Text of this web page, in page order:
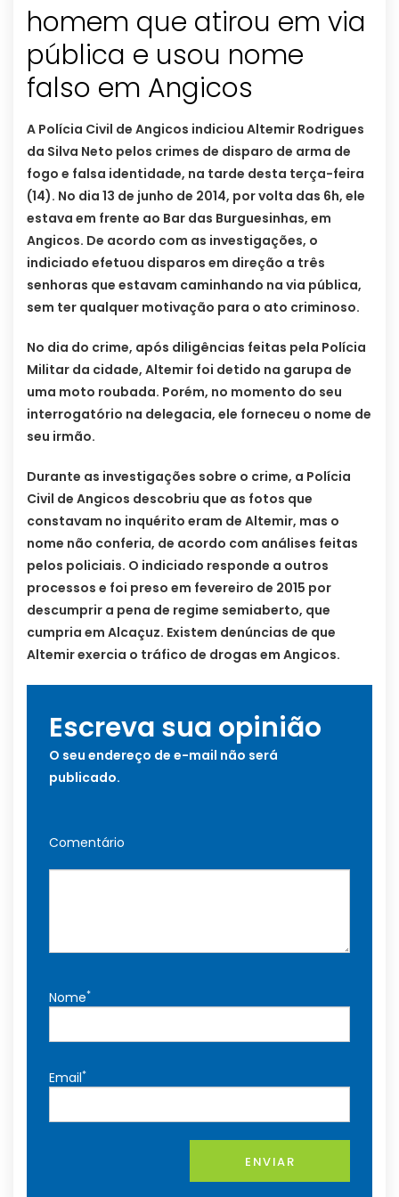
homem que atirou em via
pública e usou nome
falso em Angicos
A Polícia Civil de Angicos indiciou Altemir Rodrigues
da Silva Neto pelos crimes de disparo de arma de
fogo e falsa identidade, na tarde desta terça-feira
(14). No dia 13 de junho de 2014, por volta das 6h, ele
estava em frente ao Bar das Burguesinhas, em
Angicos. De acordo com as investigações, o
indiciado efetuou disparos em direção a três
senhoras que estavam caminhando na via pública,
sem ter qualquer motivação para o ato criminoso.
No dia do crime, após diligências feitas pela Polícia
Militar da cidade, Altemir foi detido na garupa de
uma moto roubada. Porém, no momento do seu
interrogatório na delegacia, ele forneceu o nome de
seu irmão.
Durante as investigações sobre o crime, a Polícia
Civil de Angicos descobriu que as fotos que
constavam no inquérito eram de Altemir, mas o
nome não conferia, de acordo com análises feitas
pelos policiais. O indiciado responde a outros
processos e foi preso em fevereiro de 2015 por
descumprir a pena de regime semiaberto, que
cumpria em Alcaçuz. Existem denúncias de que
Altemir exercia o tráfico de drogas em Angicos.
Escreva sua opinião
O seu endereço de e-mail não será
publicado.
Comentário
Nome*
Email*
ENVIAR